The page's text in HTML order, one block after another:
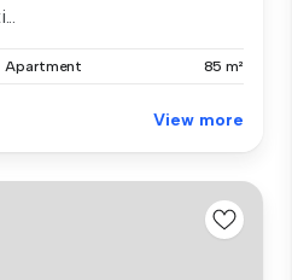
Apartment 85 m²
View more